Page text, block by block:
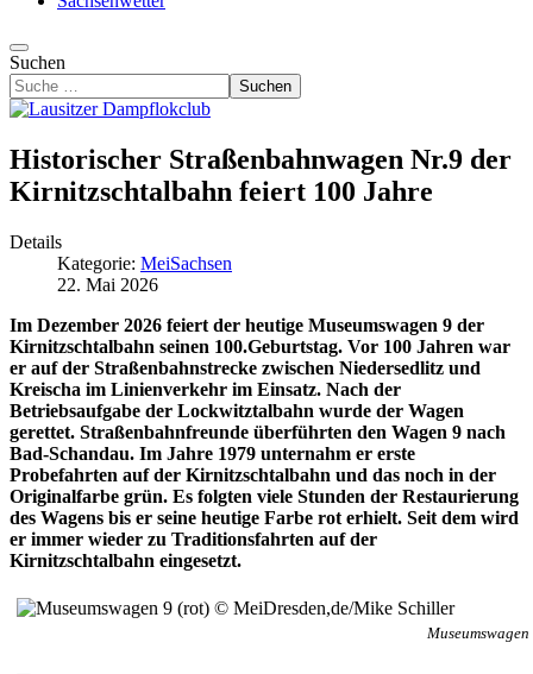
Suchen
Suchen
Historischer Straßenbahnwagen Nr.9 der
Kirnitzschtalbahn feiert 100 Jahre
Details
Kategorie: MeiSachsen
22. Mai 2026
Im Dezember 2026 feiert der heutige Museumswagen 9 der
Kirnitzschtalbahn seinen 100.Geburtstag. Vor 100 Jahren war
er auf der Straßenbahnstrecke zwischen Niedersedlitz und
Kreischa im Linienverkehr im Einsatz. Nach der
Betriebsaufgabe der Lockwitztalbahn wurde der Wagen
gerettet. Straßenbahnfreunde überführten den Wagen 9 nach
Bad-Schandau. Im Jahre 1979 unternahm er erste
Probefahrten auf der Kirnitzschtalbahn und das noch in der
Originalfarbe grün. Es folgten viele Stunden der Restaurierung
des Wagens bis er seine heutige Farbe rot erhielt. Seit dem wird
er immer wieder zu Traditionsfahrten auf der
Kirnitzschtalbahn eingesetzt.